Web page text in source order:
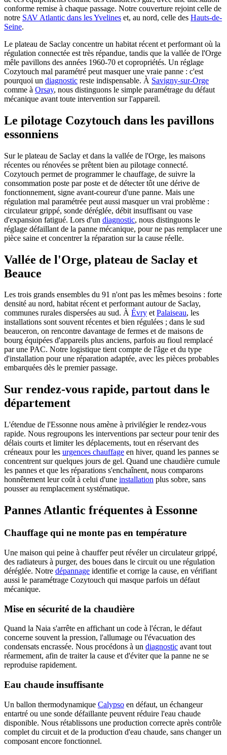
conforme remise à chaque passage. Notre couverture rejoint celle de
notre SAV Atlantic dans les Yvelines et, au nord, celle des Hauts-de-
Seine.
Le plateau de Saclay concentre un habitat récent et performant où la
régulation connectée est très répandue, tandis que la vallée de l'Orge
mêle pavillons des années 1960-70 et copropriétés. Un réglage
Cozytouch mal paramétré peut masquer une vraie panne : c'est
pourquoi un diagnostic reste indispensable. À Savigny-sur-Orge
comme à Orsay, nous distinguons le simple paramétrage du défaut
mécanique avant toute intervention sur l'appareil.
Le pilotage Cozytouch dans les pavillons
essonniens
Sur le plateau de Saclay et dans la vallée de l'Orge, les maisons
récentes ou rénovées se prêtent bien au pilotage connecté.
Cozytouch permet de programmer le chauffage, de suivre la
consommation poste par poste et de détecter tôt une dérive de
fonctionnement, signe avant-coureur d'une panne. Mais une
régulation mal paramétrée peut aussi masquer un vrai problème :
circulateur grippé, sonde déréglée, débit insuffisant ou vase
d'expansion fatigué. Lors d'un diagnostic, nous distinguons le
réglage défaillant de la panne mécanique, pour ne pas remplacer une
pièce saine et concentrer la réparation sur la cause réelle.
Vallée de l'Orge, plateau de Saclay et
Beauce
Les trois grands ensembles du 91 n'ont pas les mêmes besoins : forte
densité au nord, habitat récent et performant autour de Saclay,
communes rurales dispersées au sud. À Évry etPalaiseau, les
installations sont souvent récentes et bien régulées ; dans le sud
beauceron, on rencontre davantage de fermes et de maisons de
bourg équipées d'appareils plus anciens, parfois au fioul remplacé
par une PAC. Notre logistique tient compte de l'âge et du type
d'installation pour une réparation adaptée, avec les pièces probables
embarquées dès le premier passage.
Sur rendez-vous rapide, partout dans le
département
L'étendue de l'Essonne nous amène à privilégier le rendez-vous
rapide. Nous regroupons les interventions par secteur pour tenir des
délais courts et limiter les déplacements, tout en réservant des
créneaux pour les urgences chauffage en hiver, quand les pannes se
concentrent sur quelques jours de gel. Quand une chaudière cumule
les pannes et que les réparations s'enchaînent, nous comparons
honnêtement leur coût à celui d'une installation plus sobre, sans
pousser au remplacement systématique.
Pannes Atlantic fréquentes à Essonne
Chauffage qui ne monte pas en température
Une maison qui peine à chauffer peut révéler un circulateur grippé,
des radiateurs à purger, des boues dans le circuit ou une régulation
déréglée. Notre dépannage identifie et corrige la cause, en vérifiant
aussi le paramétrage Cozytouch qui masque parfois un défaut
mécanique.
Mise en sécurité de la chaudière
Quand la Naia s'arrête en affichant un code à l'écran, le défaut
concerne souvent la pression, l'allumage ou l'évacuation des
condensats encrassée. Nous procédons à un diagnostic avant tout
réarmement, afin de traiter la cause et d'éviter que la panne ne se
reproduise rapidement.
Eau chaude insuffisante
Un ballon thermodynamique Calypso en défaut, un échangeur
entartré ou une sonde défaillante peuvent réduire l'eau chaude
disponible. Nous rétablissons une production correcte après contrôle
complet du circuit et de la production d'eau chaude, sans changer un
composant encore fonctionnel.